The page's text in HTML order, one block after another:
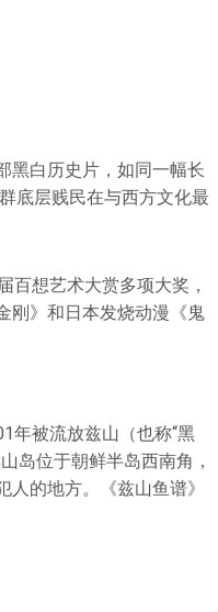
黑白历史片，如同一幅长
底层贱民在与西方文化最
百想艺术大赏多项大奖，
刚》和日本发烧动漫《鬼
年被流放兹山（也称“黑
岛位于朝鲜半岛西南角，
的地方。《兹山鱼谱》